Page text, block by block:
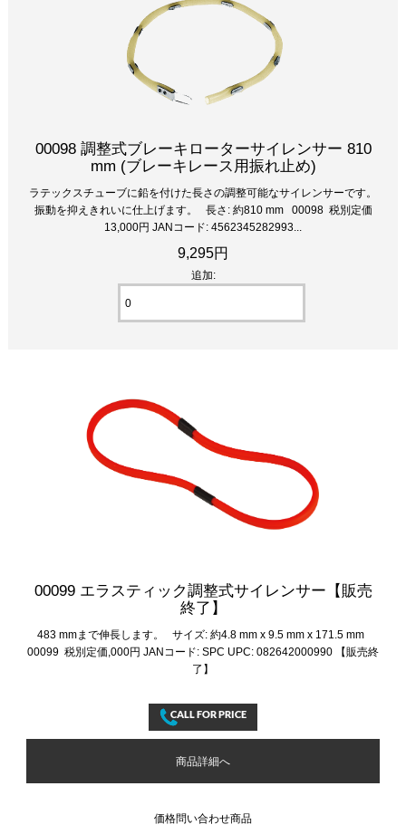
00098 調整式ブレーキローターサイレンサー 810
mm (ブレーキレース用振れ止め)
ラテックスチューブに鉛を付けた長さの調整可能なサイレンサーです。
振動を抑えきれいに仕上げます。 長さ: 約810 mm 00098 税別定価
13,000円 JANコード: 4562345282993...
9,295円
追加:
00099 エラスティック調整式サイレンサー【販売
終了】
483 mmまで伸長します。 サイズ: 約4.8 mm x 9.5 mm x 171.5 mm
00099 税別定価,000円 JANコード: SPC UPC: 082642000990 【販売終
了】
商品詳細へ
価格問い合わせ商品